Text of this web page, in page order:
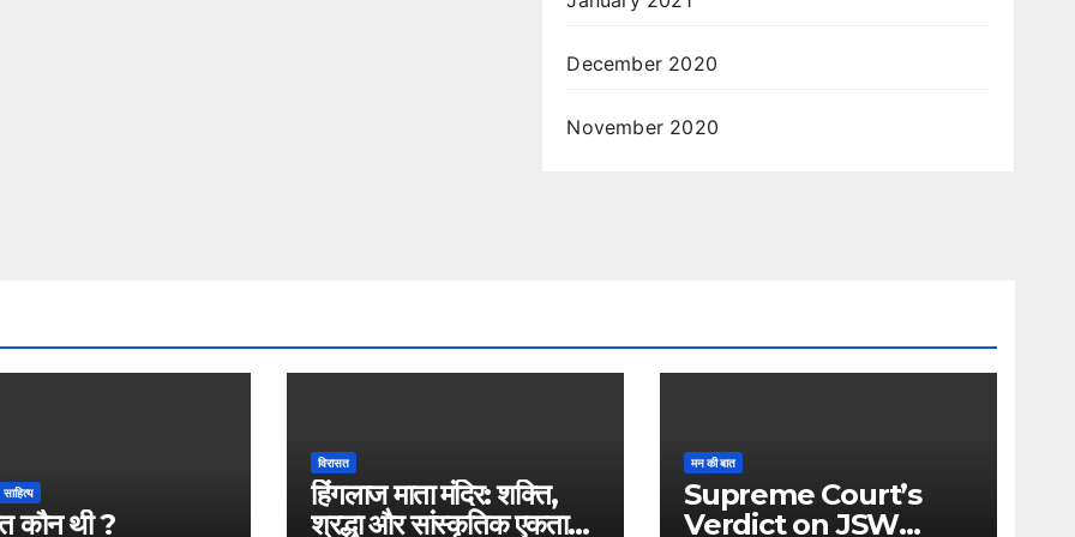
December 2020
November 2020
साहित्य
कौन थी ?
विरासत
हिंगलाज माता मंदिर: शक्ति,
श्रद्धा और सांस्कृतिक एकता
मन की बात
Supreme Court’s
Verdict on JSW